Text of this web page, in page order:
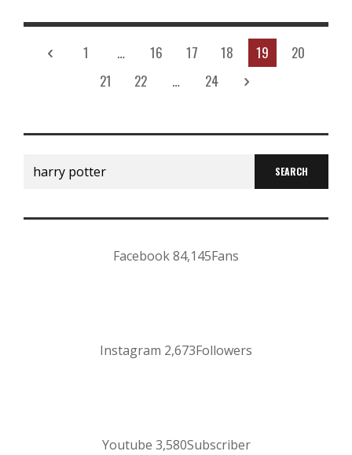
1 … 16 17 18 19
20
21
22 … 24
Search
for:
Facebook84,145Fans
Instagram 2,673Followers
Youtube 3,580Subscriber